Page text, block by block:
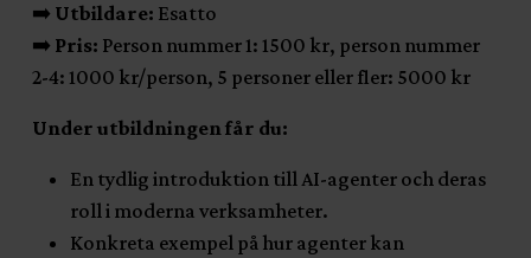
➡️ Utbildare: Esatto
➡️ Pris: Person nummer 1: 1500 kr, person nummer
2-4: 1000 kr/person, 5 personer eller fler: 5000 kr
Under utbildningen får du:
En tydlig introduktion till AI-agenter och deras
roll i moderna verksamheter.
Konkreta exempel på hur agenter kan